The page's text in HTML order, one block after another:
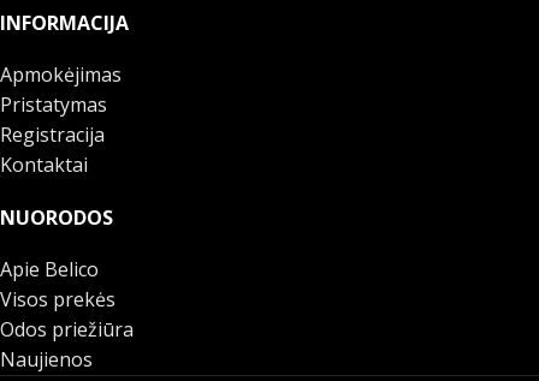
INFORMACIJA
Apmokėjimas
Pristatymas
Registracija
Kontaktai
NUORODOS
Apie Belico
Visos prekės
Odos priežiūra
Naujienos